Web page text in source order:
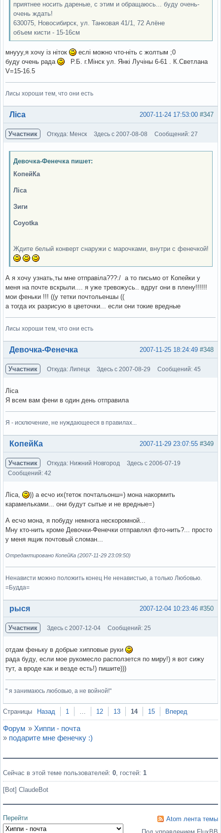
приятнее носить дареные, с этим и обращаюсь... буду очень-
очень ждать!
630075, Новосибирск, ул. Танковая 41/1, 72 Алёне
объем кисти - 15-16см
мнууу,я хочу із ніток
еслі можно что-ніть с жолтым ;0
буду очень рада
Р.Б. г.Мінск ул. Янкі Лучіны 6-61 . К.Светлана
V=15-16.5
Лисы хороши тем, что они есть
Вне форума #347
2007-11-24 17:53:00
Ліса
Участник Откуда: Менск Здесь с 2007-08-08 Сообщений: 27
Девочка-Фенечка пишет:
КопейКа
Ліса
Зиги
Coyotka
Ждите белый конверт снаружи с марочками, внутри с фенечкой!
А я хочу узнать,ты мне отправіла???:/ а то письмо от Копейки у
меня на почте вскрыли.... я уже тревожусь.. вдруг они в плену!!!!!!
мои феньки !!! ((у тетки почтольеншы ((
а тогда их разрисую в цветочки... если они токие вредные
Лисы хороши тем, что они есть
Вне форума #348
2007-11-25 18:24:49
Девочка-Фенечка
Участник Откуда: Липецк Здесь с 2007-08-29 Сообщений: 45
Ліса
Я всем вам фени в один день отправила
Я - исключение, не нуждающееся в правилах...
Вне форума #349
2007-11-29 23:07:55
КопейКа
Участник Откуда: Нижний Новгород
Здесь с 2006-07-19
Сообщений: 42
Ліса,
)) а есчо их(теток почтальонш=) мона накормить
карамельками... они будут сытые и не вредные=)
А есчо мона, я побуду немнога нескоромной...
Мну кто-нить кроме Девочки-Фенечки отправлял фто-нить?... просто
у меня ящик почтовый сломан...
Отредактировано КопейКа (2007-11-29 23:09:50)
Ненависти можно положить конец Не ненавистью, а только Любовью.
=Будда=
Вне форума #350
2007-12-04 10:23:46
рыся
Участник Здесь с 2007-12-04 Сообщений: 25
отдам феньку в добрые хипповые руки
рада буду, если мое рукомесло расползется по миру!) я вот сижу
тут, а вроде как и везде есть!) пишите)))
" я занимаюсь любовью, а не войной!"
Вне форума
Страницы Назад 1 12 13 14 15 Вперед
Форум » Хиппи - почта
» подарите мне фенечку :)
Сейчас в этой теме пользователей: 0 , гостей: 1
[Bot] ClaudeBot
Перейти
Atom лента темы